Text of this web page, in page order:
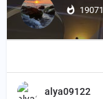
19071
alya09122